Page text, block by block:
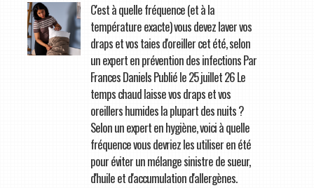
C'est à quelle fréquence (et à la
température exacte) vous devez laver vos
draps et vos taies d'oreiller cet été, selon
un expert en prévention des infections Par
Frances Daniels Publié le 25 juillet 26 Le
temps chaud laisse vos draps et vos
oreillers humides la plupart des nuits ?
Selon un expert en hygiène, voici à quelle
fréquence vous devriez les utiliser en été
pour éviter un mélange sinistre de sueur,
d'huile et d'accumulation d'allergènes.